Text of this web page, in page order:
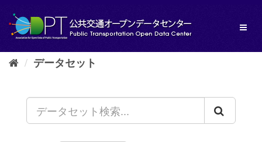
し
データセット